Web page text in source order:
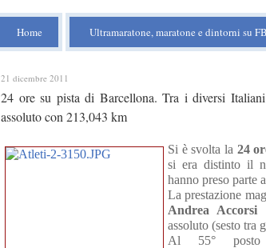
Home Ultramaratone, maratone e dintorni su FB
21 dicembre 2011
24 ore su pista di Barcellona. Tra i diversi
assoluto con 213,043 km
Si è svolta la 24
si era distinto il
hanno preso parte
La prestazione
Andrea Accorsi
assoluto (sesto tra
Al 55°